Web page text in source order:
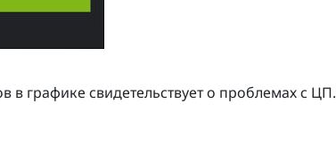
в графике свидетельствует о проблемах с ЦП.